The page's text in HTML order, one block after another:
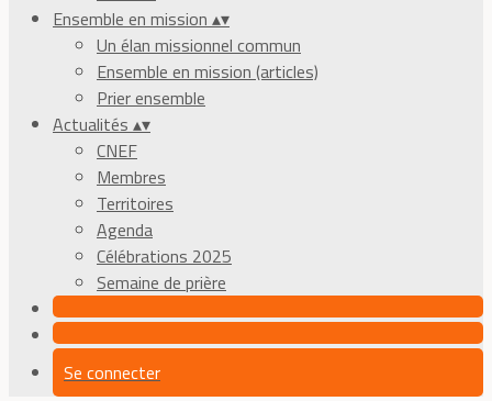
Ensemble en mission ▴▾
Un élan missionnel commun
Ensemble en mission (articles)
Prier ensemble
Actualités ▴▾
CNEF
Membres
Territoires
Agenda
Célébrations 2025
Semaine de prière
Se connecter